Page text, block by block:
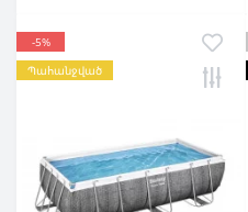
-5%
Պահանջված